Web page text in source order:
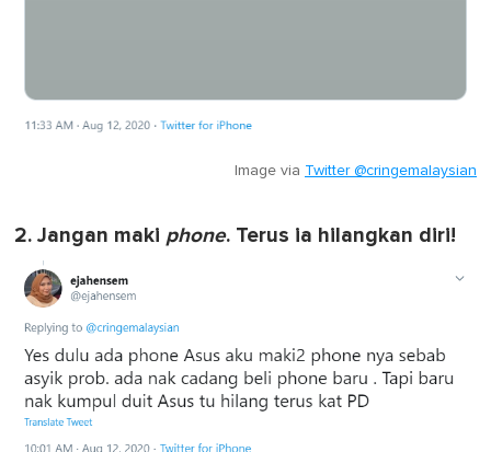
Image via Twitter @cringemalaysian
2. Jangan maki phone. Terus ia hilangkan diri!